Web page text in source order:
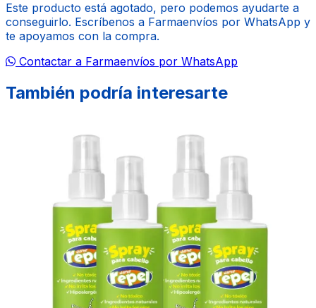
Este producto está agotado, pero podemos ayudarte a
conseguirlo. Escríbenos a Farmaenvíos por WhatsApp y
te apoyamos con la compra.
Contactar a Farmaenvíos por WhatsApp
También podría interesarte